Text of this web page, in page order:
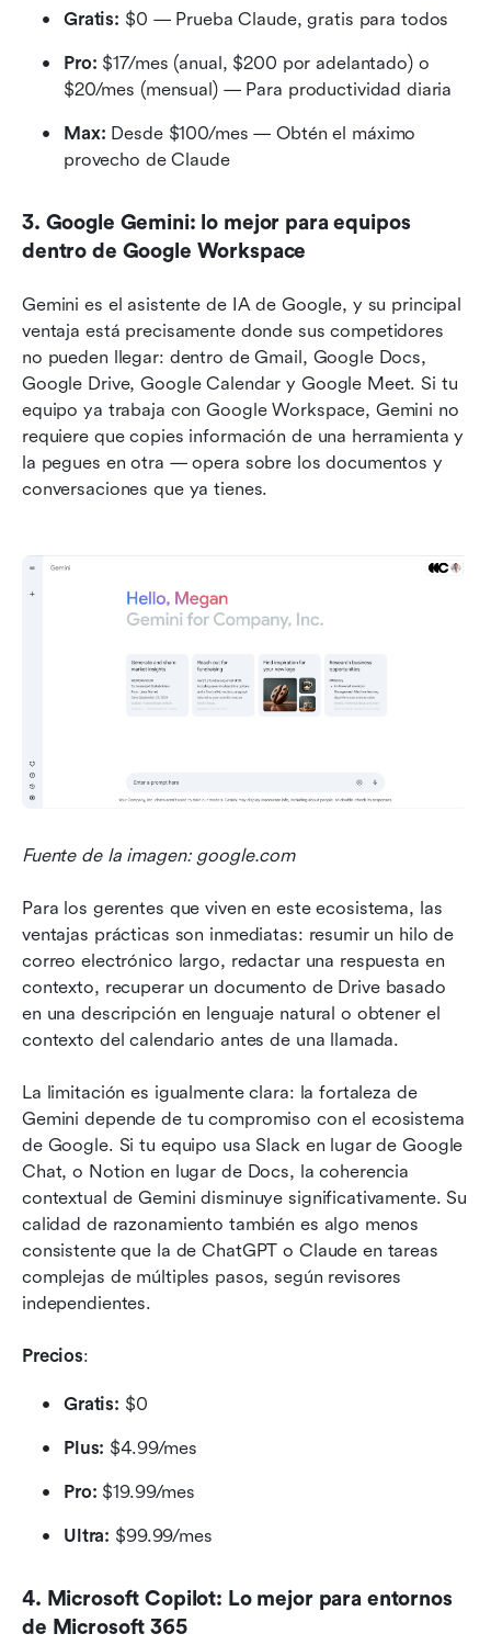
Gratis: $0 — Prueba Claude, gratis para todos
Pro: $17/mes (anual, $200 por adelantado) o
$20/mes (mensual) — Para productividad diaria
Max: Desde $100/mes — Obtén el máximo
provecho de Claude
3. Google Gemini: lo mejor para equipos
dentro de Google Workspace
Gemini es el asistente de IA de Google, y su principal
ventaja está precisamente donde sus competidores
no pueden llegar: dentro de Gmail, Google Docs,
Google Drive, Google Calendar y Google Meet. Si tu
equipo ya trabaja con Google Workspace, Gemini no
requiere que copies información de una herramienta y
la pegues en otra — opera sobre los documentos y
conversaciones que ya tienes.
Fuente de la imagen: google.com
Para los gerentes que viven en este ecosistema, las
ventajas prácticas son inmediatas: resumir un hilo de
correo electrónico largo, redactar una respuesta en
contexto, recuperar un documento de Drive basado
en una descripción en lenguaje natural o obtener el
contexto del calendario antes de una llamada.
La limitación es igualmente clara: la fortaleza de
Gemini depende de tu compromiso con el ecosistema
de Google. Si tu equipo usa Slack en lugar de Google
Chat, o Notion en lugar de Docs, la coherencia
contextual de Gemini disminuye significativamente. Su
calidad de razonamiento también es algo menos
consistente que la de ChatGPT o Claude en tareas
complejas de múltiples pasos, según revisores
independientes.
Precios:
Gratis: $0
Plus: $4.99/mes
Pro: $19.99/mes
Ultra: $99.99/mes
4. Microsoft Copilot: Lo mejor para entornos
de Microsoft 365